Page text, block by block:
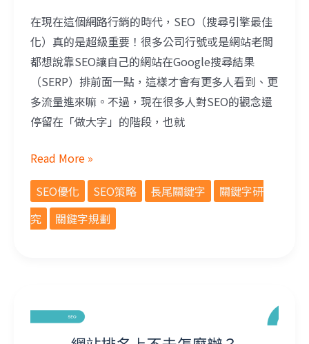
在現在這個網路行銷的時代，SEO（搜尋引擎最佳
化）真的是超級重要！很多公司行號或是網站老闆
都想說靠SEO讓自己的網站在Google搜尋結果
（SERP）排前面一點，這樣才會有更多人看到、更
多流量進來嘛。不過，現在很多人對SEO的觀念還
停留在「做大字」的階段，也就
Read More »
SEO優化
SEO策略 長尾關鍵字
關鍵字研
究
關鍵字規劃